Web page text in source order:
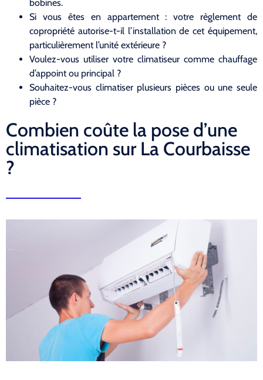
bobines.
Si vous êtes en appartement : votre règlement de
copropriété autorise-t-il l’installation de cet équipement,
particulièrement l’unité extérieure ?
Voulez-vous utiliser votre climatiseur comme chauffage
d’appoint ou principal ?
Souhaitez-vous climatiser plusieurs pièces ou une seule
pièce ?
Combien coûte la pose d’une
climatisation sur La Courbaisse
?